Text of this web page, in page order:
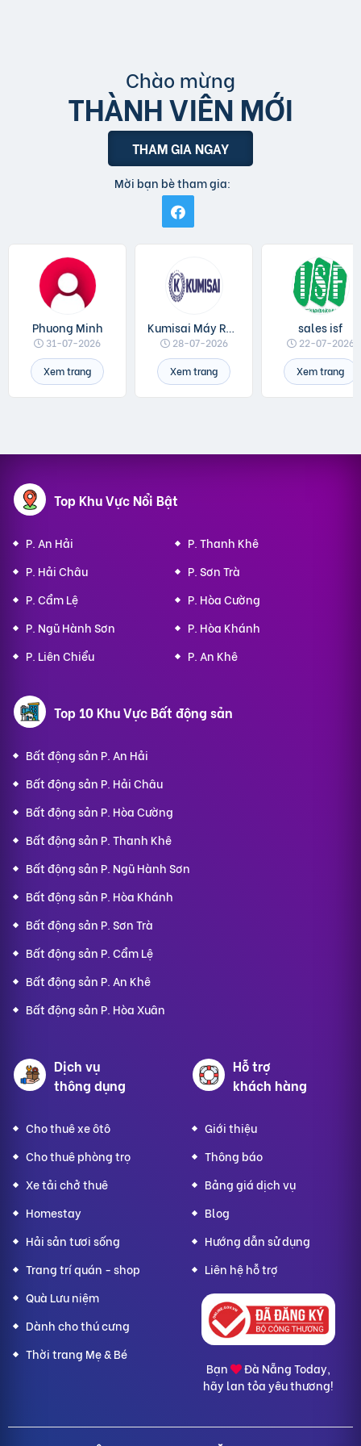
Chào mừng
THÀNH VIÊN MỚI
THAM GIA NGAY
Mời bạn bè tham gia:
Phuong Minh
31-07-2026
Xem trang
Kumisai Máy Rửa Xe
28-07-2026
Xem trang
sales isf
22-07-2026
Xem trang
Top Khu Vực Nổi Bật
P. An Hải
P. Thanh Khê
P. Hải Châu
P. Sơn Trà
P. Cẩm Lệ
P. Hòa Cường
P. Ngũ Hành Sơn
P. Hòa Khánh
P. Liên Chiểu
P. An Khê
Top 10 Khu Vực Bất động sản
Bất động sản P. An Hải
Bất động sản P. Hải Châu
Bất động sản P. Hòa Cường
Bất động sản P. Thanh Khê
Bất động sản P. Ngũ Hành Sơn
Bất động sản P. Hòa Khánh
Bất động sản P. Sơn Trà
Bất động sản P. Cẩm Lệ
Bất động sản P. An Khê
Bất động sản P. Hòa Xuân
Dịch vụ
thông dụng
Cho thuê xe ôtô
Cho thuê phòng trọ
Xe tải chở thuê
Homestay
Hải sản tươi sống
Trang trí quán - shop
Quà Lưu niệm
Dành cho thú cưng
Thời trang Mẹ & Bé
Hỗ trợ
khách hàng
Giới thiệu
Thông báo
Bảng giá dịch vụ
Blog
Hướng dẫn sử dụng
Liên hệ hỗ trợ
Bạn
Đà Nẵng Today,
hãy lan tỏa yêu thương!